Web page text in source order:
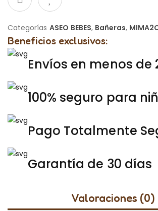
Categorías ASEO BEBES, Bañeras,
Beneficios exclusivos:
Envíos en menos de
100% seguro para
Pago Totalmente
Garantía de 30 días
Valoraciones (0)